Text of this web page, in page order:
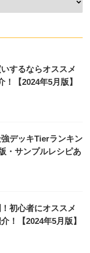
いするならオススメ
【2024年5月版】
強デッキTierランキン
・サンプルレシピあ
！初心者にオススメ
！【2024年5月版】